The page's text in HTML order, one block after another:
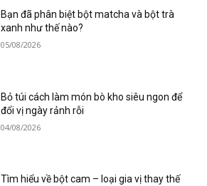
Bạn đã phân biệt bột matcha và bột trà
xanh như thế nào?
05/08/2026
Bỏ túi cách làm món bò kho siêu ngon để
đổi vị ngày rảnh rỗi
04/08/2026
Tìm hiểu về bột cam – loại gia vị thay thế